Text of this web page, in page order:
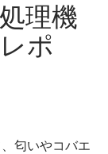
理機
ポ
匂いやコバエ